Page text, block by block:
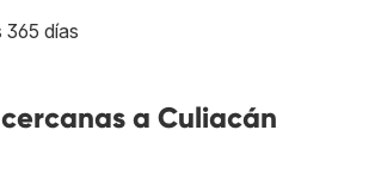
365 días
a Culiacán